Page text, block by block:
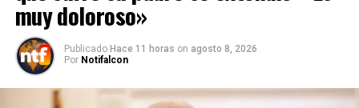
muy doloroso»
Publicado Hace 11 horas on agosto 8, 2026
Por Notifalcon